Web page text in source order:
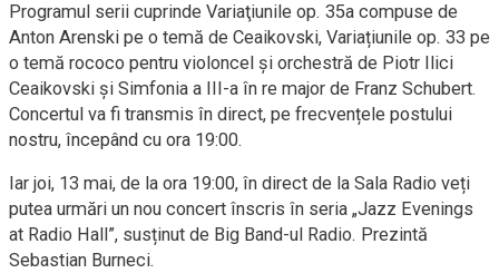
Programul serii cuprinde Variaţiunile op. 35a compuse de
Anton Arenski pe o temă de Ceaikovski, Variațiunile op. 33 pe
o temă rococo pentru violoncel și orchestră de Piotr Ilici
Ceaikovski și Simfonia a III-a în re major de Franz Schubert.
Concertul va fi transmis în direct, pe frecvențele postului
nostru, începând cu ora 19:00.
Iar joi, 13 mai, de la ora 19:00, în direct de la Sala Radio veți
putea urmări un nou concert înscris în seria „Jazz Evenings
at Radio Hall”, susținut de Big Band-ul Radio. Prezintă
Sebastian Burneci.